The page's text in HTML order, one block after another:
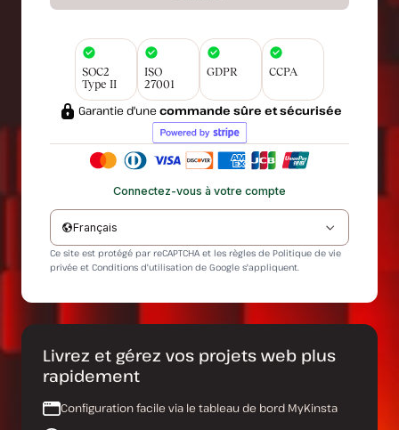
SOC2
Type II
ISO
27001
GDPR CCPA
Garantie d'unecommande sûre et sécurisée
Connectez-vous à votre compte
Français
Ce site est protégé par reCAPTCHA et les règles de Politique de vie
privée et Conditions d'utilisation de Google s'appliquent.
Livrez et gérez vos projets web plus
rapidement
Configuration facile via le tableau de bord MyKinsta